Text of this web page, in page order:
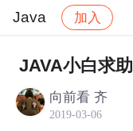
Java 加入
社区 Java
JAVA小白求助
向前看 齐
2019-03-06